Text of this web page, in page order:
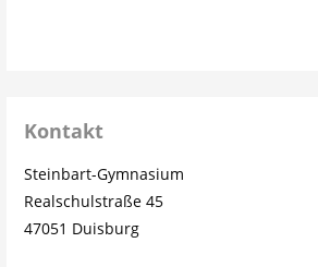
Kontakt
Steinbart-Gymnasium
Realschulstraße 45
47051 Duisburg